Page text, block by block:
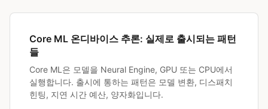
Core ML 온디바이스 추론: 실제로 출시되는 패턴
들
Core ML은 모델을 Neural Engine, GPU 또는 CPU에서
실행합니다. 출시에 통하는 패턴은 모델 변환, 디스패치
힌팅, 지연 시간 예산, 양자화입니다.